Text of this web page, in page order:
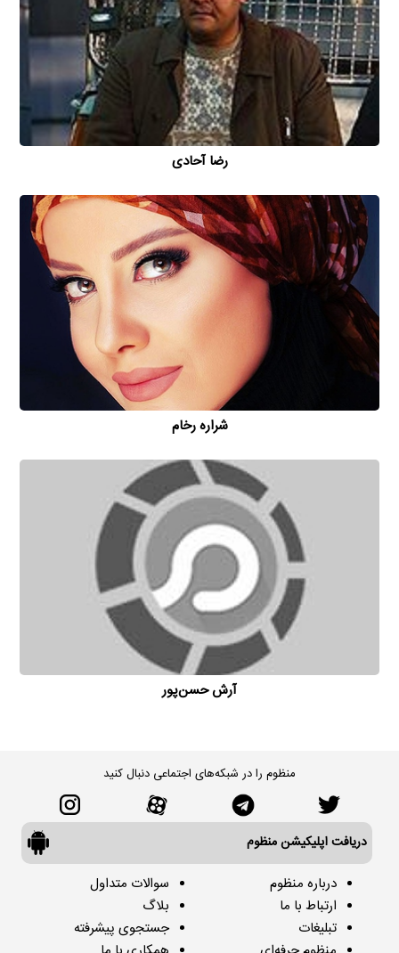
رضا آحادی
شراره رخام
آرش حسن‌پور
منظوم را در شبکه‌های اجتماعی دنبال کنید
دریافت اپلیکیشن منظوم
درباره منظوم
ارتباط با ما
تبلیغات
سوالات متداول
بلاگ
جستجوی پیشرفته